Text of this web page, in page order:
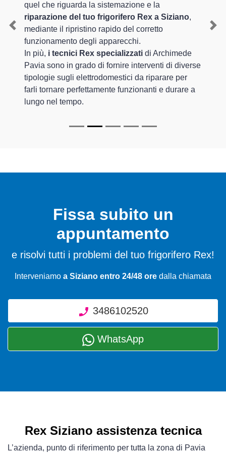
quel che riguarda la sistemazione e la
riparazione del tuo frigorifero Rex a Siziano,
mediante il ripristino rapido del corretto
funzionamento degli apparecchi.
In più, i tecnici Rex specializzati di Archimede
Pavia sono in grado di fornire interventi di diverse
tipologie sugli elettrodomestici da riparare per
farli tornare perfettamente funzionanti e durare a
lungo nel tempo.
Previous
Fissa subito un
appuntamento
e risolvi tutti i problemi del tuo frigorifero Rex!
Interveniamo a Siziano entro 24/48 ore dalla chiamata
3486102520
WhatsApp
Rex Siziano assistenza tecnica
L’azienda, punto di riferimento per tutta la zona di Pavia